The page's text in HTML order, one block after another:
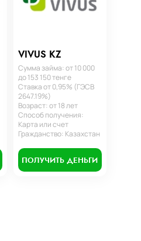
VIVUS KZ
Сумма займа: от 10 000
до 153 150 тенге
Ставка от 0,95% (ГЭСВ
2647.19%)
Возраст: от 18 лет
Способ получения:
Карта или счет
Гражданство: Казахстан
ПОЛУЧИТЬ ДЕНЬГИ